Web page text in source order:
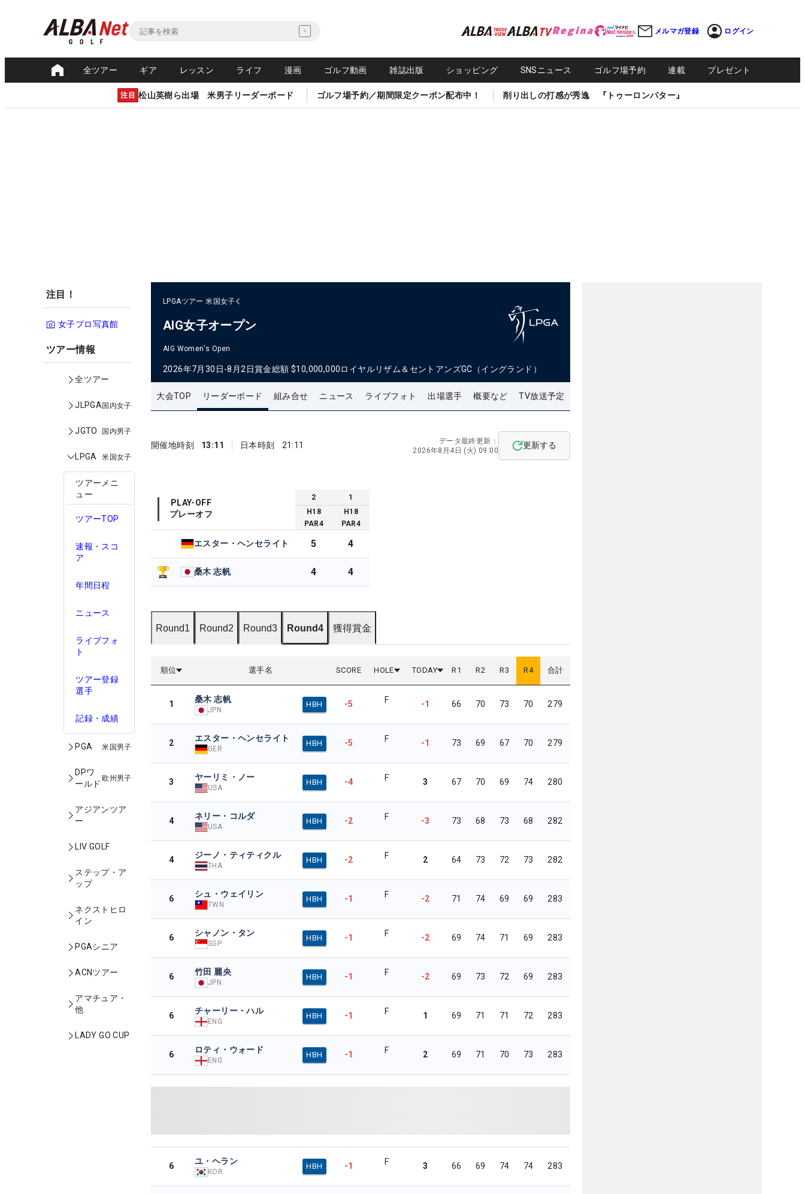
メルマガ登録 ログイン
全ツアー ギア レッスン ライフ 漫画 ゴルフ動画 雑誌出版 ショッピング SNSニュース ゴルフ場予約 連載 プレゼント
注目 松山英樹ら出場 米男子リーダーボード ゴルフ場予約／期間限定クーポン配布中！ 削り出しの打感が秀逸 『トゥーロンパター』
注目！
女子プロ写真館
ツアー情報
全ツアー
JLPGA国内女子
JGTO 国内男子
LPGA 米国女子
ツアーメニ
ュー
ツアーTOP
速報・スコ
ア
年間日程
ニュース
ライブフォ
ト
ツアー登録
選手
記録・成績
PGA 米国男子
DPワ
ールド
欧州男子
アジアンツア
ー
LIV GOLF
ステップ・ア
ップ
ネクストヒロ
イン
PGAシニア
ACNツアー
アマチュア・
他
LADY GO CUP
LPGAツアー 米国女子
AIG女子オープン
AIG Women's Open
2026年7月30日-8月2日賞金総額 $10,000,000ロイヤルリザム＆セントアンズGC（イングランド）
大会TOP リーダーボード 組み合せ ニュース ライブフォト 出場選手 概要など TV放送予定
開催地時刻 13:11 日本時刻 21:11
データ最終更新：
2026年8月4日 (火) 09:00
更新する
PLAY-OFF
プレーオフ
2
1
H18 H18
PAR4 PAR4
エスター・ヘンセライト 5 4
桑木 志帆 4 4
Round1 Round2 Round3 Round4 獲得賞金
順位 選手名 SCORE HOLE TODAY R 1 R2 R3 R4 合計
1 桑木 志帆
JPN
HBH -5 F -1 66 70 73 70 279
2 エスター・ヘンセライト
GER
HBH -5 F -1 73 69 67 70 279
3 ヤーリミ・ノー
USA
HBH -4 F 3 67 70 69 74 280
4 ネリー・コルダ
USA
HBH -2 F -3 73 68 73 68 282
4 ジーノ・ティティクル
THA
HBH -2 F 2 64 73 72 73 282
6 シュ・ウェイリン
TWN
HBH -1 F -2 71 74 69 69 283
6 シャノン・タン
SGP
HBH -1 F -2 69 74 71 69 283
6 竹田 麗央
JPN
HBH -1 F -2 69 73 72 69 283
6 チャーリー・ハル
ENG
HBH -1 F 1 69 71 71 72 283
6 ロティ・ウォード
ENG
HBH -1 F 2 69 71 70 73 283
6 ユ・ヘラン
KOR
HBH -1 F 3 66 69 74 74 283